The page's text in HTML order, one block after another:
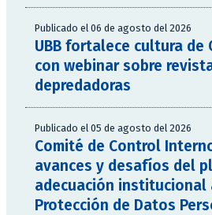
Publicado el 06 de agosto del 2026
UBB fortalece cultura de
con webinar sobre
depredadoras
Publicado el 05 de agosto del 2026
Comité de Control
avances y desafíos del
adecuación institucional
Protección de Datos